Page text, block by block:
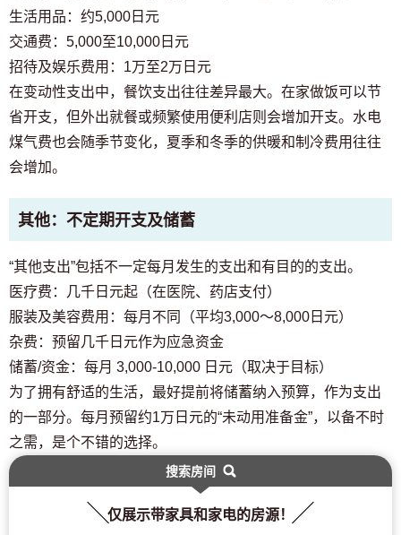
生活用品：约5,000日元
交通费：5,000至10,000日元
招待及娱乐费用：1万至2万日元
在变动性支出中，餐饮支出往往差异最大。在家做饭可以节
省开支，但外出就餐或频繁使用便利店则会增加开支。水电
煤气费也会随季节变化，夏季和冬季的供暖和制冷费用往往
会增加。
其他：不定期开支及储蓄
“其他支出”包括不一定每月发生的支出和有目的的支出。
医疗费：几千日元起（在医院、药店支付）
服装及美容费用：每月不同（平均3,000～8,000日元）
杂费：预留几千日元作为应急资金
储蓄/资金：每月 3,000-10,000 日元（取决于目标）
为了拥有舒适的生活，最好提前将储蓄纳入预算，作为支出
的一部分。每月预留约1万日元的“未动用准备金”，以备不时
之需，是个不错的选择。
搜索房间
仅展示带家具和家电的房源！